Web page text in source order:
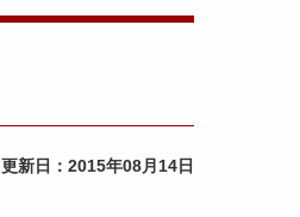
更新日： 2015年08月14日